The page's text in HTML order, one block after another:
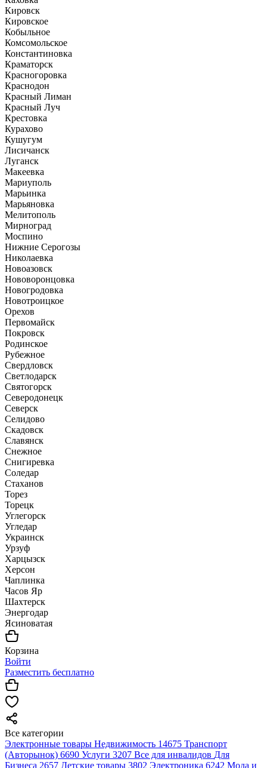
Кировск
Кировское
Кобыльное
Комсомольское
Константиновка
Краматорск
Красногоровка
Краснодон
Красный Лиман
Красный Луч
Крестовка
Курахово
Кушугум
Лисичанск
Луганск
Макеевка
Мариуполь
Марьинка
Марьяновка
Мелитополь
Мирноград
Моспино
Нижние Серогозы
Николаевка
Новоазовск
Нововоронцовка
Новогродовка
Новотроицкое
Орехов
Первомайск
Покровск
Родинское
Рубежное
Свердловск
Светлодарск
Святогорск
Северодонецк
Северск
Селидово
Скадовск
Славянск
Снежное
Снигиревка
Соледар
Стаханов
Торез
Торецк
Углегорск
Угледар
Украинск
Урзуф
Харцызск
Херсон
Чаплинка
Часов Яр
Шахтерск
Энергодар
Ясиноватая
Корзина
Войти
Разместить бесплатно
Все категории
Электронные товары Недвижимость 14675 Транспорт
(Авторынок) 6690 Услуги 3207 Все для инвалидов Для
Бизнеса 2657 Детские товары 3802 Электроника 6242 Мода и